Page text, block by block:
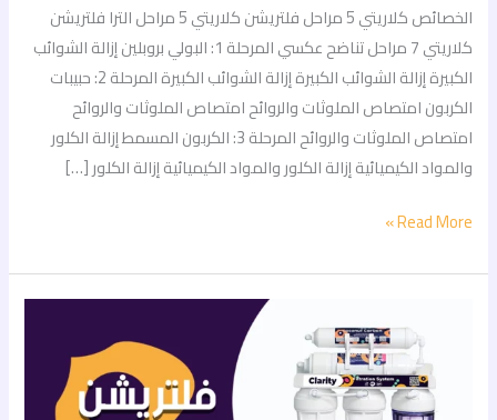
الخصائص كلاريتي 5 مراحل فلتريشن كلاريتي 5 مراحل الترا فلتريشن
كلاريتي 7 مراحل تناضح عكسي المرحلة 1: البولي بروبلين إزالة الشوائب
الكبيرة إزالة الشوائب الكبيرة إزالة الشوائب الكبيرة المرحلة 2: حبيبات
الكربون امتصاص الملوثات والروائح امتصاص الملوثات والروائح
امتصاص الملوثات والروائح المرحلة 3: الكربون المسمط إزالة الكلور
والمواد الكيميائية إزالة الكلور والمواد الكيميائية إزالة الكلور […]
Read More »
كلاريتي